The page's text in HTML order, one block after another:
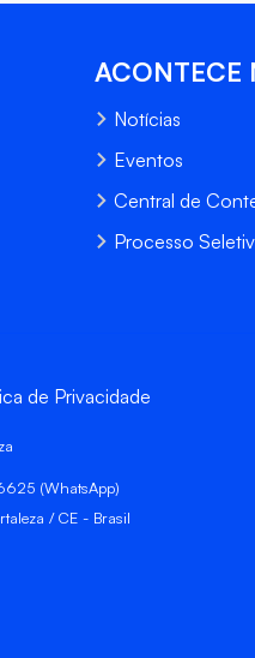
ACONTECE
Notícias
Eventos
Central de
Processo
de Privacidade
(WhatsApp)
/ CE - Brasil